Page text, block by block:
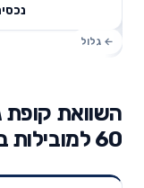
60 למובילות בקטגוריה